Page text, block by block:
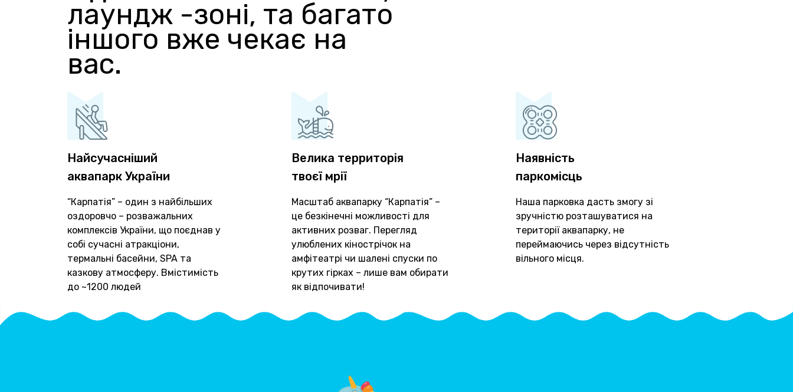
лаундж -зоні, та багато
іншого вже чекає на
вас.
Найсучасніший
аквапарк України
“Карпатія” – один з найбільших
оздоровчо – розважальних
комплексів України, що поєднав у
собі сучасні атракціони,
термальні басейни, SPA та
казкову атмосферу. Вмістимість
до ~1200 людей
Велика территорія
твоєї мрії
Масштаб аквапарку “Карпатія” –
це безкінечні можливості для
активних розваг. Перегляд
улюблених кінострічок на
амфітеатрі чи шалені спуски по
крутих гірках – лише вам обирати
як відпочивати!
Наявність
паркомісць
Наша парковка дасть змогу зі
зручністю розташуватися на
території аквапарку, не
переймаючись через відсутність
вільного місця.